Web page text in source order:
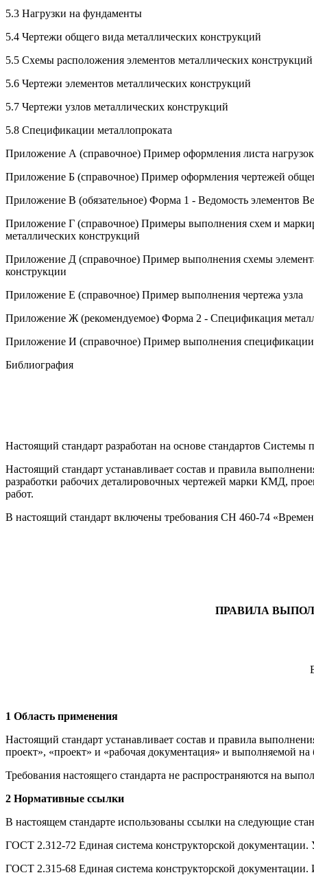
5.3 Нагрузки на фундаменты
5.4 Чертежи общего вида металлических конструкций
5.5 Схемы расположения элементов металлических конструкций
5.6 Чертежи элементов металлических конструкций
5.7 Чертежи узлов металлических конструкций
5.8 Спецификации металлопроката
Приложение А (справочное) Пример оформления листа
Приложение Б (справочное) Пример оформления чертежей
Приложение В (обязательное) Форма 1 - Ведомость элементов
Приложение Г (справочное) Примеры выполнения схем и
металлических конструкций
Приложение Д (справочное) Пример выполнения схемы
конструкции
Приложение Е (справочное) Пример выполнения чертежа узла
Приложение Ж (рекомендуемое) Форма 2 - Спецификация
Приложение И (справочное) Пример выполнения спецификации
Библиография
Настоящий стандарт разработан на основе стандартов
Настоящий стандарт устанавливает состав и правила
разработки рабочих деталировочных чертежей марки КМД,
работ.
В настоящий стандарт включены требования СН 460-74
ПРАВИЛА
1 Область применения
Настоящий стандарт устанавливает состав и правила
проект», «проект» и «рабочая документация» и выполняемой
Требования настоящего стандарта не распространяются на
2 Нормативные ссылки
В настоящем стандарте использованы ссылки на следующие
ГОСТ 2.312-72 Единая система конструкторской
ГОСТ 2.315-68 Единая система конструкторской